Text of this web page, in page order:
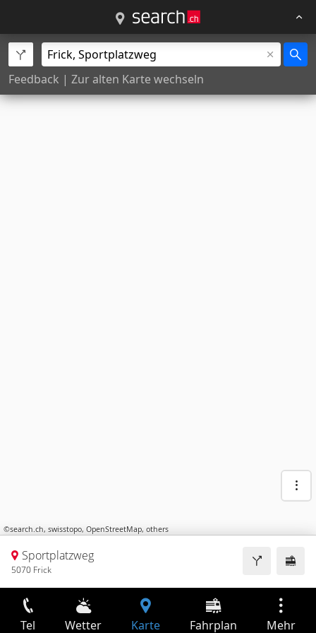
Feedback | Zur alten Karte wechseln
©search.ch, swisstopo, OpenStreetMap, others
Sportplatzweg
5070 Frick
Tel Wetter Karte Fahrplan Mehr